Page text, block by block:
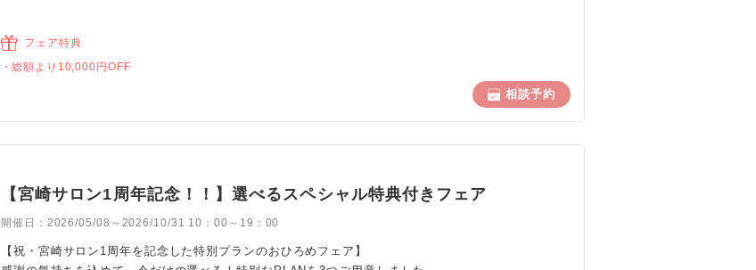
フェア特典
総額より10,000円OFF
相談予約
【宮崎サロン1周年記念！！】選べるスペシャル特典付きフェア
開催日： 2026/05/08～2026/10/31 10：00～19：00
【祝・宮崎サロン1周年を記念した特別プランのおひろめフェア】